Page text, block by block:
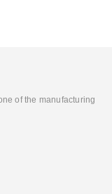
of the manufacturing